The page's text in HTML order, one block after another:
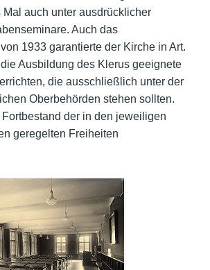
auch unter ausdrücklicher
Auch das
1933 garantierte der Kirche in Art.
Ausbildung des Klerus geeignete
die ausschließlich unter der
Oberbehörden stehen sollten.
der in den jeweiligen
geregelten Freiheiten